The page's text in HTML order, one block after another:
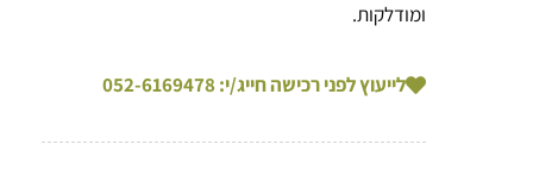
ומודלקות.
לייעוץ לפני רכישה חייג/י: 052-6169478